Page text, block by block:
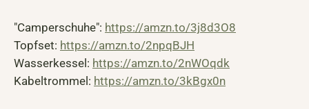
"Camperschuhe": https://amzn.to/3j8d3O8
Topfset: https://amzn.to/2npqBJH
Wasserkessel: https://amzn.to/2nWOqdk
Kabeltrommel: https://amzn.to/3kBgx0n